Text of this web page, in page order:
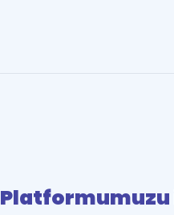
Platformumuzu